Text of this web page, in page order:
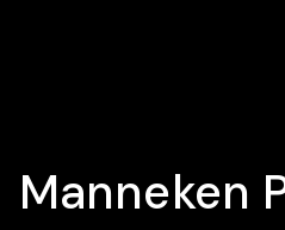
Manneken